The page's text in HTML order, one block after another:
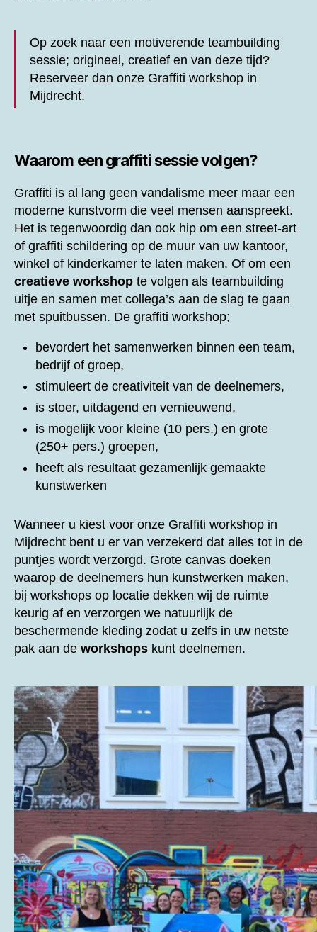
Op zoek naar een motiverende teambuilding
sessie; origineel, creatief en van deze tijd?
Reserveer dan onze Graffiti workshop in
Mijdrecht.
Waarom een graffiti sessie volgen?
Graffiti is al lang geen vandalisme meer maar een
moderne kunstvorm die veel mensen aanspreekt.
Het is tegenwoordig dan ook hip om een street-art
of graffiti schildering op de muur van uw kantoor,
winkel of kinderkamer te laten maken. Of om een
creatieve workshop te volgen als teambuilding
uitje en samen met collega’s aan de slag te gaan
met spuitbussen. De graffiti workshop;
bevordert het samenwerken binnen een team,
bedrijf of groep,
stimuleert de creativiteit van de deelnemers,
is stoer, uitdagend en vernieuwend,
is mogelijk voor kleine (10 pers.) en grote
(250+ pers.) groepen,
heeft als resultaat gezamenlijk gemaakte
kunstwerken
Wanneer u kiest voor onze Graffiti workshop in
Mijdrecht bent u er van verzekerd dat alles tot in de
puntjes wordt verzorgd. Grote canvas doeken
waarop de deelnemers hun kunstwerken maken,
bij workshops op locatie dekken wij de ruimte
keurig af en verzorgen we natuurlijk de
beschermende kleding zodat u zelfs in uw netste
pak aan de workshops kunt deelnemen.